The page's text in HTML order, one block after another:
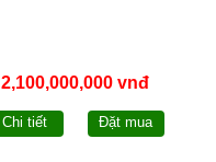
2,100,000,000 vnđ
Chi tiết Đặt mua